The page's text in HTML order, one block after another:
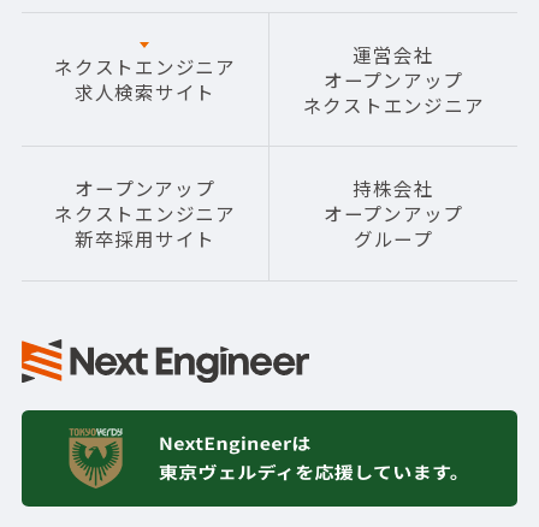
ネクストエンジニア
求人検索サイト
運営会社
オープンアップ
ネクストエンジニア
オープンアップ
ネクストエンジニア
新卒採用サイト
持株会社
オープンアップ
グループ